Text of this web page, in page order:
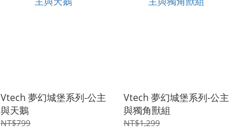
Vtech 夢幻城堡系列-公主
與天鵝
NT$799
Vtech 夢幻城堡系列-公主
與獨角獸組
NT$1,299